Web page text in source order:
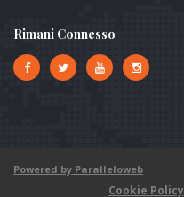
Rimani Connesso
Powered by Paralleloweb
Cookie Policy